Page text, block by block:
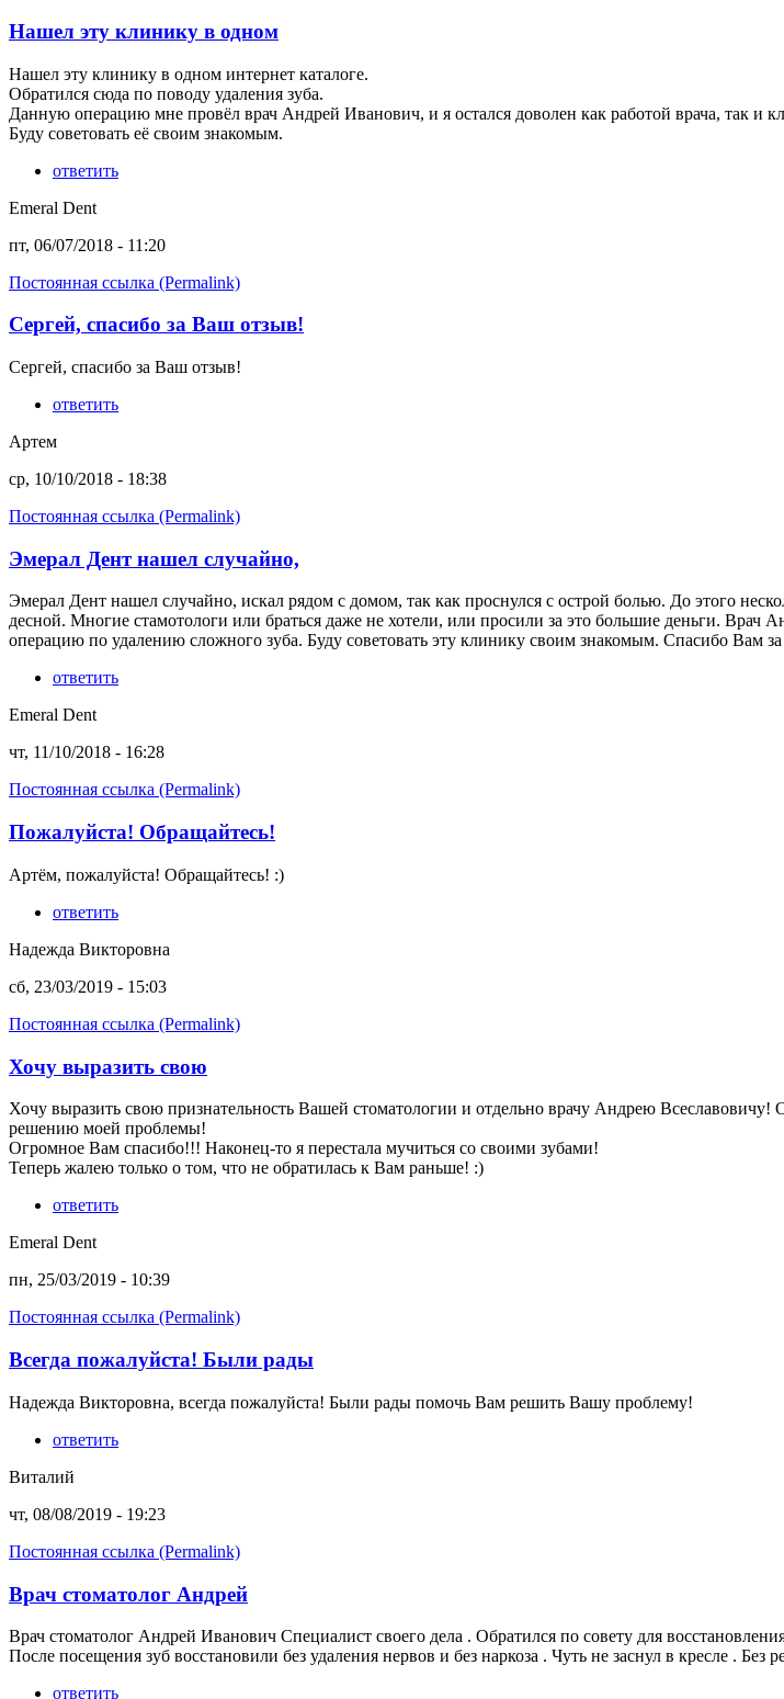
Нашел эту клинику в одном
Нашел эту клинику в одном интернет каталоге.
Обратился сюда по поводу удаления зуба.
Данную операцию мне провёл врач Андрей Иванович, и я остался доволен как работой врача, так и
Буду советовать её своим знакомым.
ответить
Emeral Dent
пт, 06/07/2018 - 11:20
Постоянная ссылка (Permalink)
Сергей, спасибо за Ваш отзыв!
Сергей, спасибо за Ваш отзыв!
ответить
Артем
ср, 10/10/2018 - 18:38
Постоянная ссылка (Permalink)
Эмерал Дент нашел случайно,
Эмерал Дент нашел случайно, искал рядом с домом, так как проснулся с острой болью. До этого
десной. Многие стамотологи или браться даже не хотели, или просили за это большие деньги. Врач
операцию по удалению сложного зуба. Буду советовать эту клинику своим знакомым. Спасибо Вам
ответить
Emeral Dent
чт, 11/10/2018 - 16:28
Постоянная ссылка (Permalink)
Пожалуйста! Обращайтесь!
Артём, пожалуйста! Обращайтесь! :)
ответить
Надежда Викторовна
сб, 23/03/2019 - 15:03
Постоянная ссылка (Permalink)
Хочу выразить свою
Хочу выразить свою признательность Вашей стоматологии и отдельно врачу Андрею
решению моей проблемы!
Огромное Вам спасибо!!! Наконец-то я перестала мучиться со своими зубами!
Теперь жалею только о том, что не обратилась к Вам раньше! :)
ответить
Emeral Dent
пн, 25/03/2019 - 10:39
Постоянная ссылка (Permalink)
Всегда пожалуйста! Были рады
Надежда Викторовна, всегда пожалуйста! Были рады помочь Вам решить Вашу проблему!
ответить
Виталий
чт, 08/08/2019 - 19:23
Постоянная ссылка (Permalink)
Врач стоматолог Андрей
Врач стоматолог Андрей Иванович Специалист своего дела . Обратился по совету для
После посещения зуб восстановили без удаления нервов и без наркоза . Чуть не заснул в кресле .
ответить